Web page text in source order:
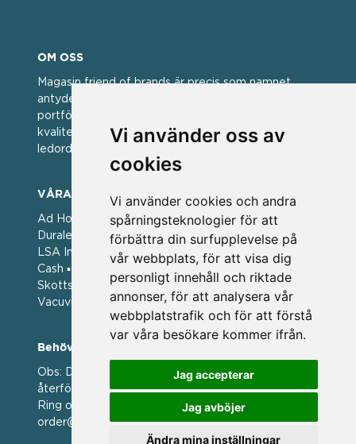
Vi använder oss av
cookies
Vi använder cookies och andra
spårningsteknologier för att
förbättra din surfupplevelse på
vår webbplats, för att visa dig
personligt innehåll och riktade
annonser, för att analysera vår
webbplatstrafik och för att förstå
var våra besökare kommer ifrån.
Jag accepterar
Jag avböjer
Ändra mina inställningar
OM OSS
Magasin friend of brands är precis som namnet
antyder; en vän av varumärken. Vi har idag en stor
portfölj med välkända varumärken med hög
kvalitet. För oss har kvalitet alltid varit ett av
ledorden och som styrt vår verksamhet.
VÅRA VARUMÄRKEN
Ad Hoc ▪ Bialetti ▪ Cole & Mason ▪ Caps Me ▪
Duralex ▪ Forged ▪ G3 Ferrari ▪ Ken Hom ▪ Kilner ▪
LSA International ▪ Laguiole Style de Vie ▪ Mason
Cash ▪ Pintinox ▪ Plate-it ▪ Price and Kengsington ▪
Skottsberg ▪ Scandinavian Home ▪ Style de Vie ▪
Vacuvin ▪ Viners ▪ Zack ▪ Zyliss
Behöver du hjälp att beställa?
Obs: Detta är en webshop enbart för våra
återförsäljare.
Ring oss på 036 369070 eller mejla till oss på
order@magasin.nu